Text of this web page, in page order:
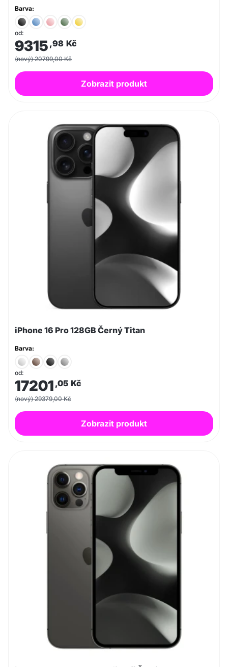
Barva:
od:
9315 ,98 Kč
(nový) 20799,00 Kč
Zobrazit produkt
iPhone 16 Pro 128GB Černý Titan
Barva:
od:
17201 ,05 Kč
(nový) 29379,00 Kč
Zobrazit produkt